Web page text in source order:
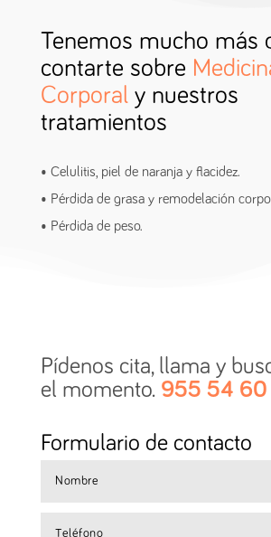
Tenemos mucho más
contarte sobre
Corporaly nuestros
tratamientos
• Celulitis, piel de naranja y flacidez.
• Pérdida de grasa y remodelación
• Pérdida de peso.
Pídenos cita, llama y
el momento. 955 54 60
Formulario de contacto